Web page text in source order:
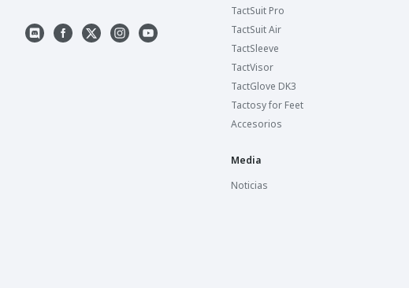
TactSuit Pro
TactSuit Air
TactSleeve
TactVisor
TactGlove DK3
Tactosy for Feet
Accesorios
Media
Noticias